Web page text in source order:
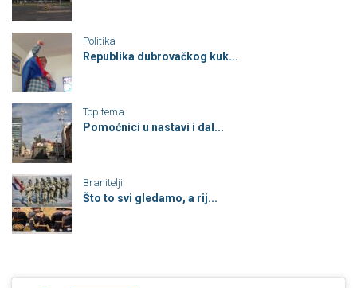
Politika
Republika dubrovačkog kuk...
Top tema
Pomoćnici u nastavi i dal...
Branitelji
Što to svi gledamo, a rij...